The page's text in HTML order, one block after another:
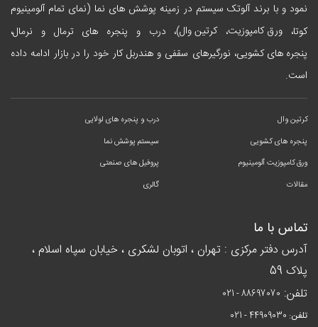
نمود و با برند آلوتک سیستم در زمینه پوشش های نما (نمای تمام آلومینیوم
کوتا، ورق کامپوزیت،کرتین وال)، درب و پنجره های ترمال و نرمال،
پنجره های کشویی، نورگیرهای سقفی و هندربل کار خود را در بازار ادامه داده
است.
کرتین وال
درب و پنجره های لولایی
پنجره های کشویی
سیستم پوشش نما
ورق کامپوزیت آلومینیوم
پروفیل های صنعتی
مقالات
گالری
تماس با ما
آدرس دفتر مرکزی : تهران ، اتوبان لشکری ، خیابان سپاه اسلام ،
پلاک 59
تلفن: 021 - 88697070
تلفن: 021 - 44909030